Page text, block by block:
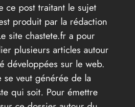
ce post traitant le sujet
produit par la rédaction
site chastete.fr a pour
plusieurs articles autour
développées sur le web.
veut générée de la
qui soit. Pour émettre